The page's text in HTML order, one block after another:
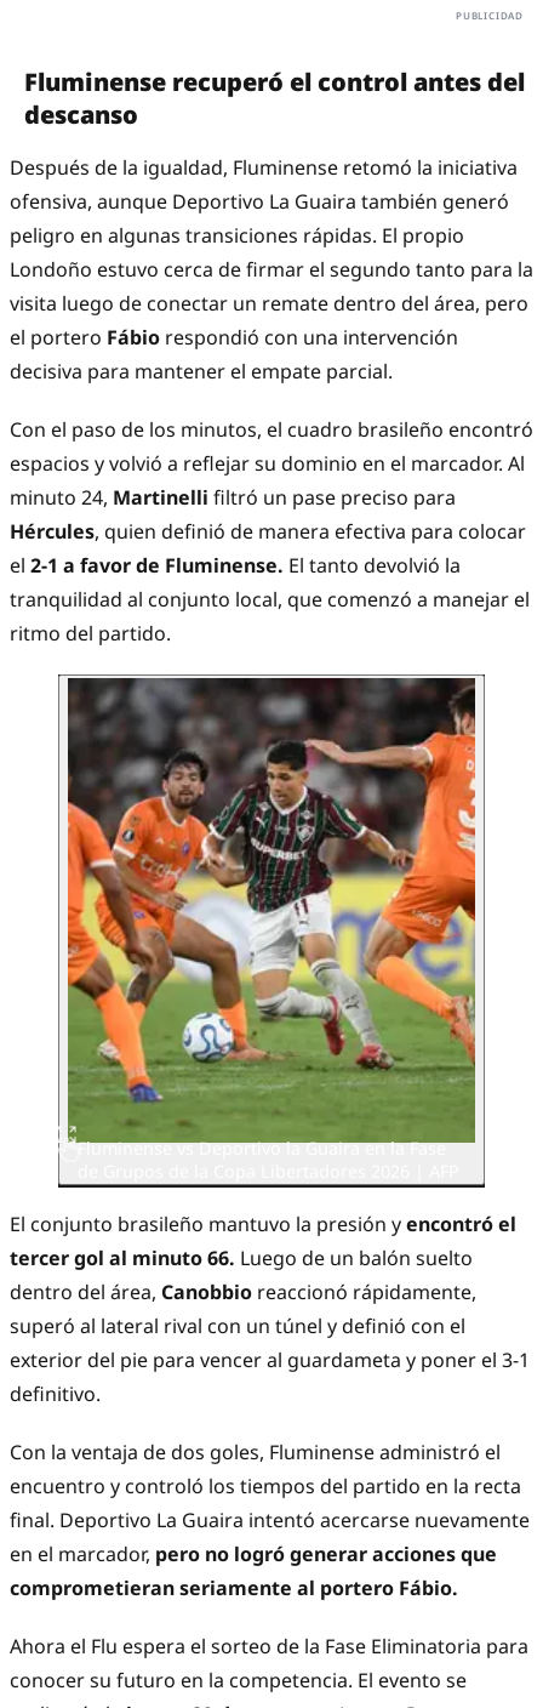
Fluminense recuperó el control antes del
descanso
Después de la igualdad, Fluminense retomó la iniciativa
ofensiva, aunque Deportivo La Guaira también generó
peligro en algunas transiciones rápidas. El propio
Londoño estuvo cerca de firmar el segundo tanto para la
visita luego de conectar un remate dentro del área, pero
el portero Fábio respondió con una intervención
decisiva para mantener el empate parcial.
Con el paso de los minutos, el cuadro brasileño encontró
espacios y volvió a reflejar su dominio en el marcador. Al
minuto 24, Martinelli filtró un pase preciso para
Hércules, quien definió de manera efectiva para colocar
el 2-1 a favor de Fluminense. El tanto devolvió la
tranquilidad al conjunto local, que comenzó a manejar el
ritmo del partido.
Fluminense vs Deportivo la Guaira en la Fase
El conjunto brasileño mantuvo la presión yencontró el
tercer gol al minuto 66. Luego de un balón suelto
dentro del área, Canobbio reaccionó rápidamente,
superó al lateral rival con un túnel y definió con el
exterior del pie para vencer al guardameta y poner el 3-1
definitivo.
Con la ventaja de dos goles, Fluminense administró el
encuentro y controló los tiempos del partido en la recta
final. Deportivo La Guaira intentó acercarse nuevamente
en el marcador, pero no logró generar acciones que
comprometieran seriamente al portero Fábio.
Ahora el Flu espera el sorteo de la Fase Eliminatoria para
conocer su futuro en la competencia. El evento se